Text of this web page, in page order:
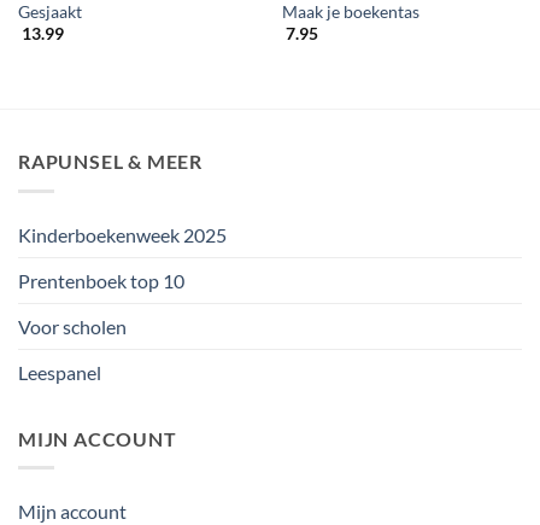
Gesjaakt
13.99
Maak je boekentas
7.95
RAPUNSEL & MEER
Kinderboekenweek 2025
Prentenboek top 10
Voor scholen
Leespanel
MIJN ACCOUNT
Mijn account